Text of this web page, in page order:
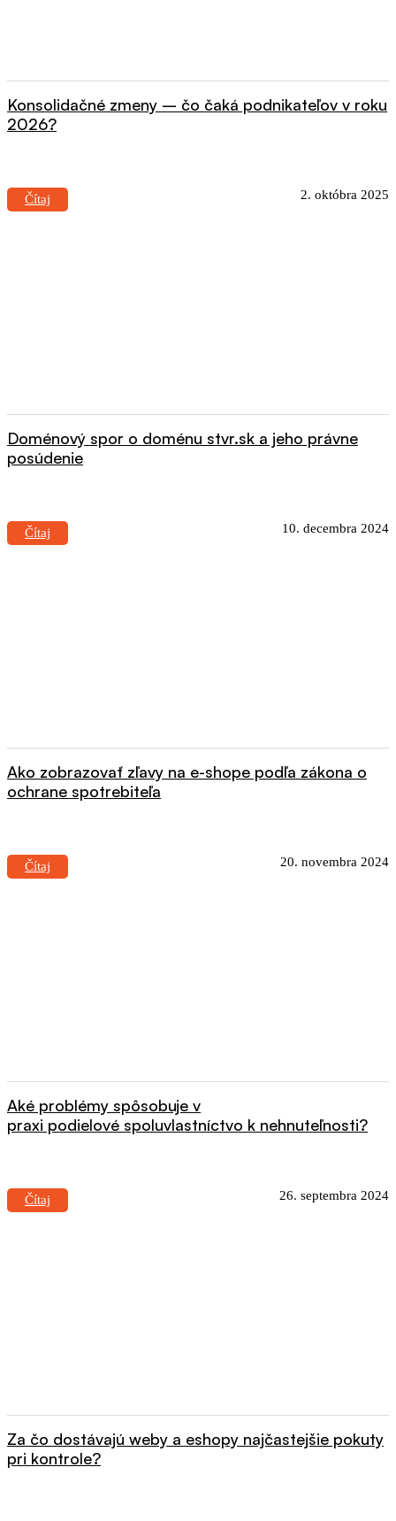
Konsolidačné zmeny – čo čaká podnikateľov v roku
2026?
2. októbra 2025
Čítaj
Doménový spor o doménu stvr.sk a jeho právne
posúdenie
10. decembra 2024
Čítaj
Ako zobrazovať zľavy na e-shope podľa zákona o
ochrane spotrebiteľa
20. novembra 2024
Čítaj
Aké problémy spôsobuje v
praxi podielové spoluvlastníctvo k nehnuteľnosti?
26. septembra 2024
Čítaj
Za čo dostávajú weby a eshopy najčastejšie pokuty
pri kontrole?